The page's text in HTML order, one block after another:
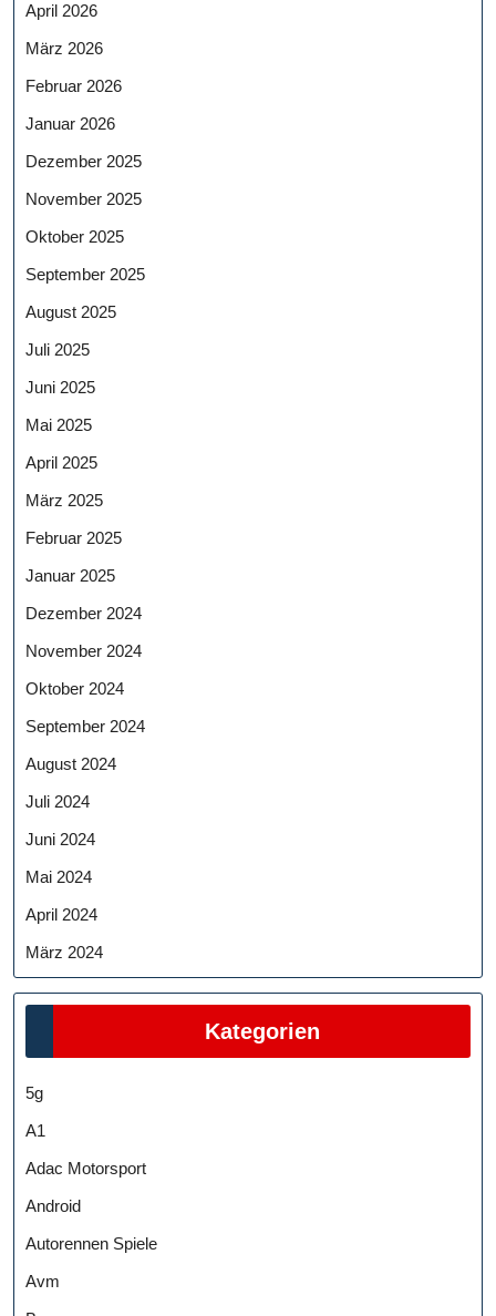
April 2026
März 2026
Februar 2026
Januar 2026
Dezember 2025
November 2025
Oktober 2025
September 2025
August 2025
Juli 2025
Juni 2025
Mai 2025
April 2025
März 2025
Februar 2025
Januar 2025
Dezember 2024
November 2024
Oktober 2024
September 2024
August 2024
Juli 2024
Juni 2024
Mai 2024
April 2024
März 2024
Kategorien
5g
A1
Adac Motorsport
Android
Autorennen Spiele
Avm